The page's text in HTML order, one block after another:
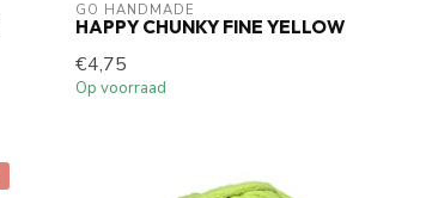
GO HANDMADE
HAPPY CHUNKY FINE YELLOW
€4,75
Op voorraad